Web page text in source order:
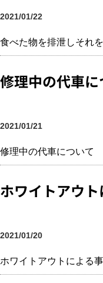
2021/01/22
食べた物を排泄しそれ
修理中の代車に
2021/01/21
修理中の代車について
ホワイトアウ
2021/01/20
ホワイトアウトによる